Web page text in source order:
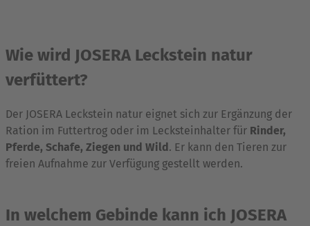
Wie wird JOSERA Leckstein natur
verfüttert?
Der JOSERA Leckstein natur eignet sich zur Ergänzung der
Ration im Futtertrog oder im Lecksteinhalter für Rinder,
Pferde, Schafe, Ziegen und Wild . Er kann den Tieren zur
freien Aufnahme zur Verfügung gestellt werden.
In welchem Gebinde kann ich JOSERA